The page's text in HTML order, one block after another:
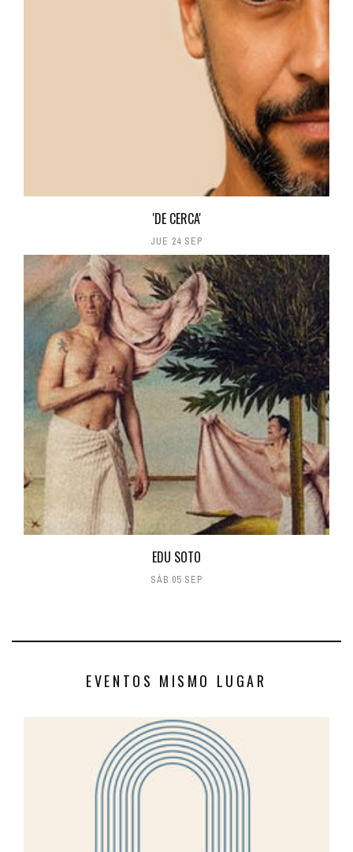
'DE CERCA'
JUE 24 SEP
EDU SOTO
SÁB 05 SEP
EVENTOS MISMO LUGAR